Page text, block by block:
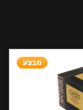
מבצע